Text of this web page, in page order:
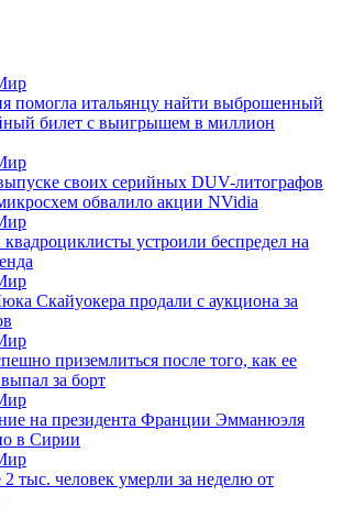
помогла итальянцу найти выброшенный
билет с выигрышем в миллион
своих серийных DUV-литографов
обвалило акции NVidia
устроили беспредел на
Скайуокера продали с аукциона за
приземлиться после того, как ее
за борт
на президента Франции Эмманюэля
в Сирии
тыс. человек умерли за неделю от